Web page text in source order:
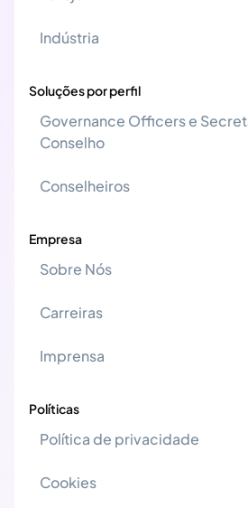
Indústria
Soluções por perfil
Governance Officers e
Conselho
Conselheiros
Empresa
Sobre Nós
Carreiras
Imprensa
Políticas
Política de privacidade
Cookies